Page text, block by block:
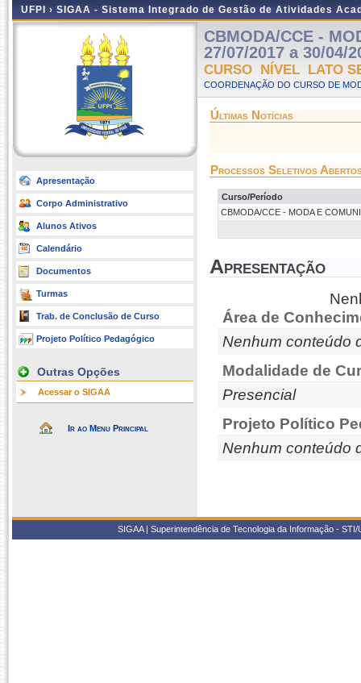
UFPI › SIGAA - Sistema Integrado de Gestão de Atividades
Apresentação
Corpo Administrativo
Alunos Ativos
Calendário
Documentos
Turmas
Trab. de Conclusão de Curso
Projeto Político Pedagógico
Outras Opções
Acessar o SIGAA
Ir ao Menu Principal
CBMODA/CCE -
27/07/2017 a 30/04/
CURSO NÍVEL LATO
COORDENAÇÃO DO CURSO DE
Últimas Notícias
Processos Seletivos
Curso/Período
CBMODA/CCE - MODA E
Apresentação
Área de
Nenhum conteúdo
Modalidade de
Presencial
Projeto Político
Nenhum conteúdo
SIGAA | Superintendência de Tecnologia da Informação -